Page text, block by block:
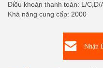
Điều khoản thanh toán: L/C,D/
Khả năng cung cấp: 2000
Nhận